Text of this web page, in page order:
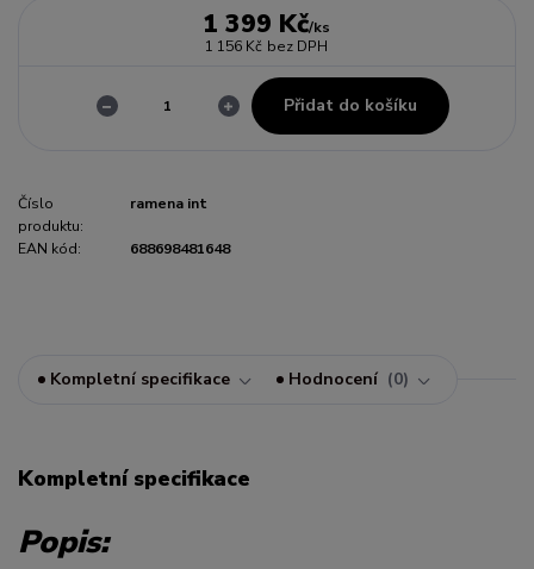
1 399 Kč/ks
1 156 Kč bez DPH
Přidat do košíku
Číslo
produktu:
ramena int
EAN kód: 688698481648
Kompletní specifikace Hodnocení 0
Kompletní specifikace
Popis: